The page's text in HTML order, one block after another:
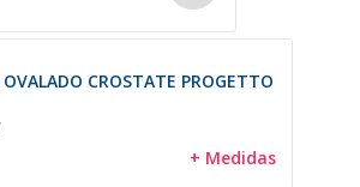
CROSTATE PROGETTO
+ Medidas